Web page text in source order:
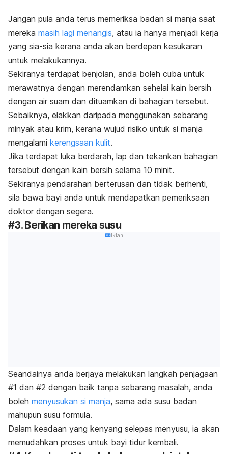
Jangan pula anda terus memeriksa badan si manja saat
mereka masih lagi menangis, atau ia hanya menjadi kerja
yang sia-sia kerana anda akan berdepan kesukaran
untuk melakukannya.
Sekiranya terdapat benjolan, anda boleh cuba untuk
merawatnya dengan merendamkan sehelai kain bersih
dengan air suam dan dituamkan di bahagian tersebut.
Sebaiknya, elakkan daripada menggunakan sebarang
minyak atau krim, kerana wujud risiko untuk si manja
mengalami kerengsaan kulit.
Jika terdapat luka berdarah, lap dan tekankan bahagian
tersebut dengan kain bersih selama 10 minit.
Sekiranya pendarahan berterusan dan tidak berhenti,
sila bawa bayi anda untuk mendapatkan pemeriksaan
doktor dengan segera.
#3. Berikan mereka susu
Iklan
Seandainya anda berjaya melakukan langkah penjagaan
#1 dan #2 dengan baik tanpa sebarang masalah, anda
boleh menyusukan si manja, sama ada susu badan
mahupun susu formula.
Dalam keadaan yang kenyang selepas menyusu, ia akan
memudahkan proses untuk bayi tidur kembali.